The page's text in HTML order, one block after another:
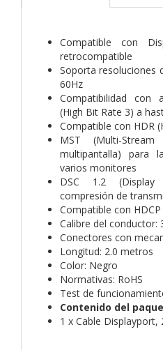
Compatible con
retrocompatible
Soporta resoluciones
60Hz
Compatibilidad con
(High Bit Rate 3) a
Compatible con HDR
MST (Multi-
multipantalla) para
varios monitores
DSC 1.2 (Display
compresión de
Compatible con HDCP
Calibre del conductor:
Conectores con
Longitud: 2.0 metros
Color: Negro
Normativas: RoHS
Test de
Contenido del
1 x Cable Displayport,